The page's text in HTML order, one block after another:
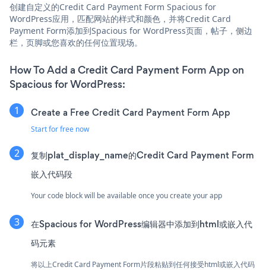
创建自定义的Credit Card Payment Form Spacious for
WordPress应用，匹配网站的样式和颜色，并将Credit Card
Payment Form添加到Spacious for WordPress页面，帖子，侧边
栏，页脚或您喜欢的任何位置现场。
How To Add a Credit Card Payment Form App on
Spacious for WordPress:
Create a Free Credit Card Payment Form App
Start for free now
复制plat_display_name的Credit Card Payment Form
嵌入代码段
Your code block will be available once you create your app
在Spacious for WordPress编辑器中添加到html或嵌入代
码元素
将以上Credit Card Payment Form片段粘贴到任何接受html或嵌入代码